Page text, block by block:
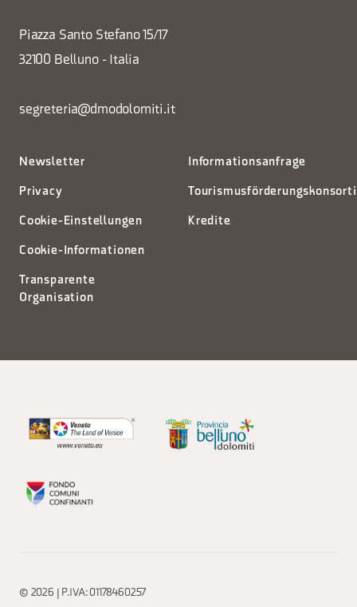
Piazza Santo Stefano 15/17
32100 Belluno - Italia
segreteria@dmodolomiti.it
Newsletter
Privacy
Cookie-Einstellungen
Cookie-Informationen
Transparente
Organisation
Informationsanfrage
Kredite
© 2026 | P.IVA: 01178460257